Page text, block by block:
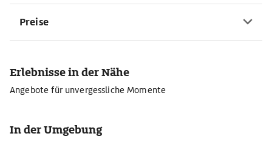
Preise
Erlebnisse in der Nähe
Angebote für unvergessliche Momente
In der Umgebung